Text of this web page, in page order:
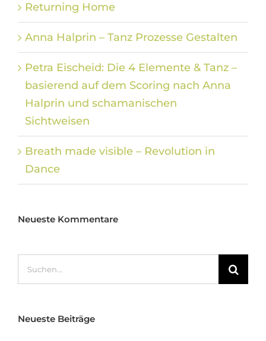
Returning Home
Anna Halprin – Tanz Prozesse Gestalten
Petra Eischeid: Die 4 Elemente & Tanz –
basierend auf dem Scoring nach Anna
Halprin und schamanischen
Sichtweisen
Breath made visible – Revolution in
Dance
Neueste Kommentare
nach:
Neueste Beiträge